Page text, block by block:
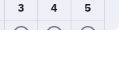
3 4
5